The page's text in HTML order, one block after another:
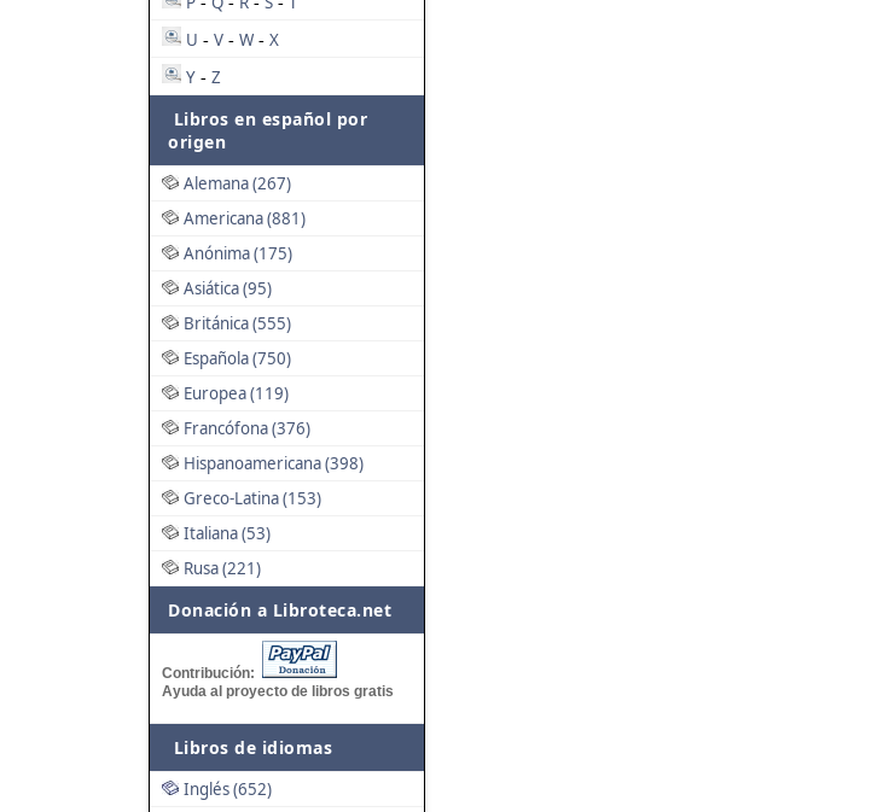
U - V - W - X
Y - Z
Libros en español por
origen
Alemana (267)
Americana (881)
Anónima (175)
Asiática (95)
Británica (555)
Española (750)
Europea (119)
Francófona (376)
Hispanoamericana (398)
Greco-Latina (153)
Italiana (53)
Rusa (221)
Donación a Libroteca.net
Contribución:
Ayuda al proyecto de libros gratis
Libros de idiomas
Inglés (652)